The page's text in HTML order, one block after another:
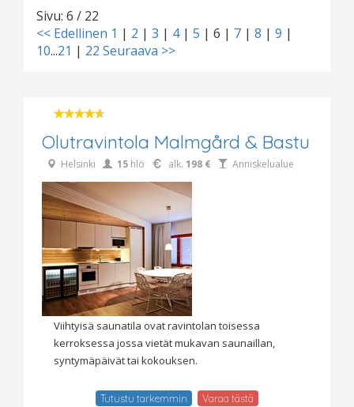
Sivu: 6 / 22
<< Edellinen 1 | 2 | 3 | 4| 5 | 6 | 7 | 8 | 9 |
10...21 | 22 Seuraava >>
Olutravintola Malmgård & Bastu
Helsinki 15 hlö alk. 198 € Anniskelualue
Viihtyisä saunatila ovat ravintolan toisessa
kerroksessa jossa vietät mukavan saunaillan,
syntymäpäivät tai kokouksen.
Tutustu tarkemmin Varaa tästä